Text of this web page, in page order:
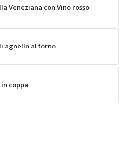
Veneziana con Vino rosso
agnello al forno
coppa